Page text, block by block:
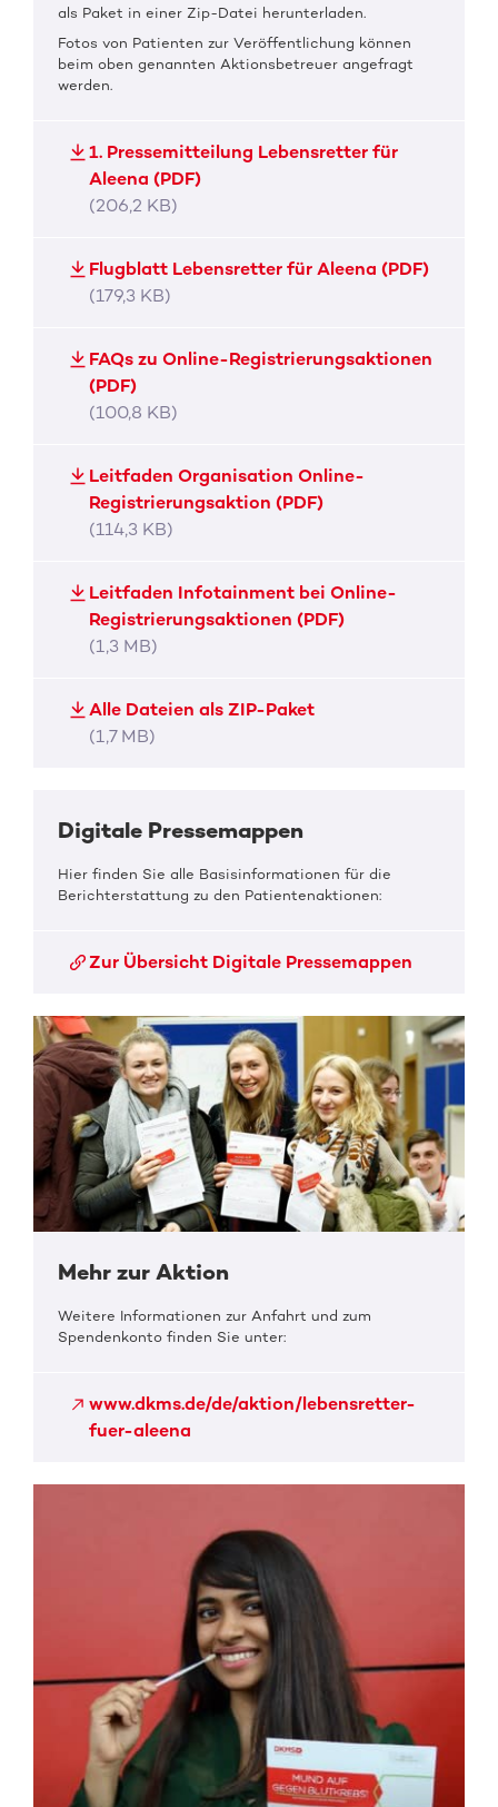
als Paket in einer Zip-Datei herunterladen.
Fotos von Patienten zur Veröffentlichung können
beim oben genannten Aktionsbetreuer angefragt
werden.
1. Pressemitteilung Lebensretter für
Aleena (PDF)
(206,2 KB)
Flugblatt Lebensretter für Aleena (PDF)
(179,3 KB)
FAQs zu Online-Registrierungsaktionen
(PDF)
(100,8 KB)
Leitfaden Organisation Online-
Registrierungsaktion (PDF)
(114,3 KB)
Leitfaden Infotainment bei Online-
Registrierungsaktionen (PDF)
(1,3 MB)
Alle Dateien als ZIP-Paket
(1,7 MB)
Digitale Pressemappen
Hier finden Sie alle Basisinformationen für die
Berichterstattung zu den Patientenaktionen:
Zur Übersicht Digitale Pressemappen
Mehr zur Aktion
Weitere Informationen zur Anfahrt und zum
Spendenkonto finden Sie unter:
www.dkms.de/de/aktion/lebensretter-
fuer-aleena